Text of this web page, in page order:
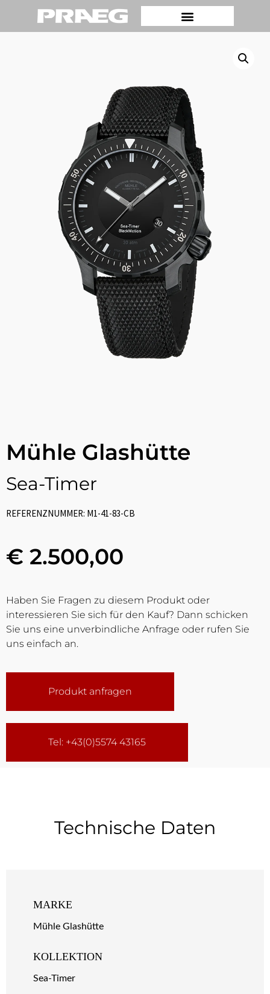
Mühle Glashütte
Sea-Timer
REFERENZNUMMER: M1-41-83-CB
€ 2.500,00
Haben Sie Fragen zu diesem Produkt oder
interessieren Sie sich für den Kauf? Dann schicken
Sie uns eine unverbindliche Anfrage oder rufen Sie
uns einfach an.
Produkt anfragen
Tel: +43(0)5574 43165
Technische Daten
MARKE
Mühle Glashütte
KOLLEKTION
Sea-Timer